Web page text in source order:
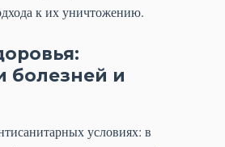
к их уничтожению.
болезней и
условиях: в